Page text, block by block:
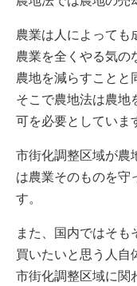
農業は人によっても
農業を全くやる気の
農地を減らすことと
そこで農地法は農地
可を必要としていま
市街化調整区域が農
は農業そのものを守
す。
また、国内ではそも
買いたいと思う人自
市街化調整区域に関